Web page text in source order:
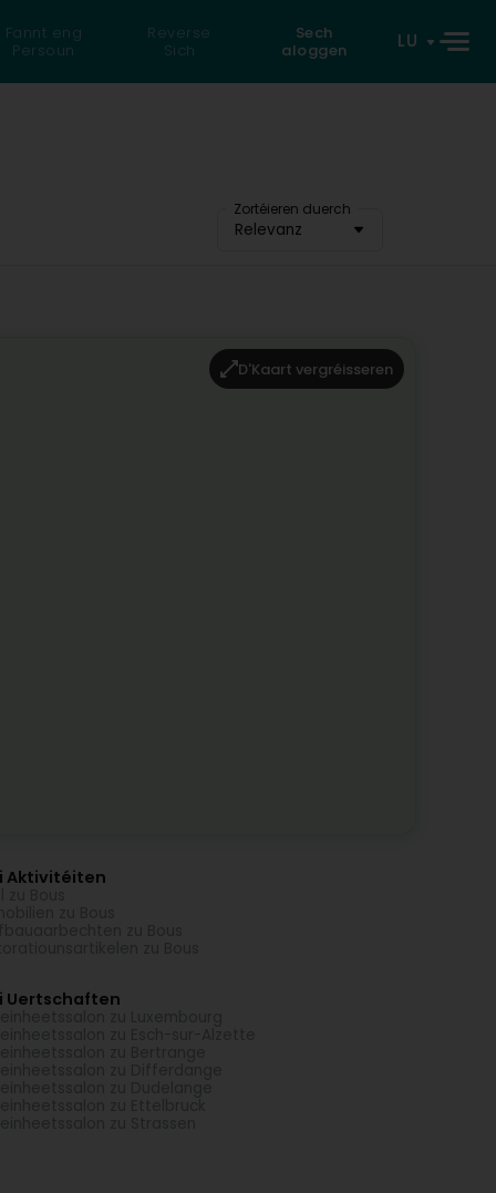
Fannt eng
Persoun
Reverse
Sich
Sech
aloggen
LU
Zortéieren duerch
Relevanz
D'Kaart vergréisseren
Aktivitéiten
Uertschaften